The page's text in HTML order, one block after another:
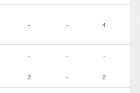
- - 4
- - -
2 - 2